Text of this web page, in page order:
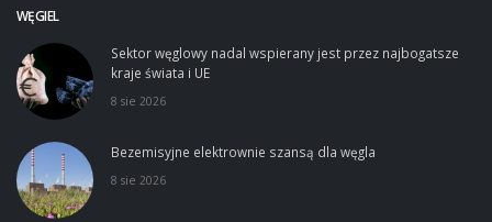
WĘGIEL
Sektor węglowy nadal wspierany jest przez najbogatsze
kraje świata i UE
8 sie 2026
Bezemisyjne elektrownie szansą dla węgla
8 sie 2026